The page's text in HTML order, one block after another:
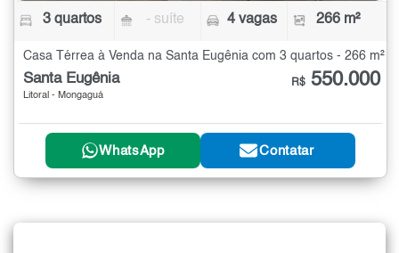
3 quartos - suíte 4 vagas 266 m²
Casa Térrea à Venda na Santa Eugênia com 3 quartos - 266 m²
Santa Eugênia
Litoral - Mongaguá
R$ 550.000
WhatsApp Contatar